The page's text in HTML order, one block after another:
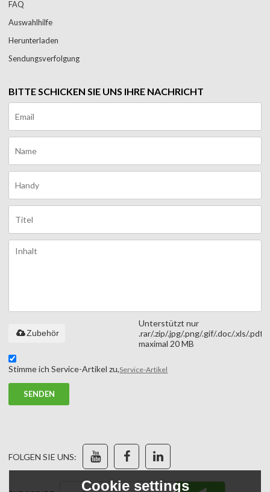
FAQ
Auswahlhilfe
Herunterladen
Sendungsverfolgung
BITTE SCHICKEN SIE UNS IHRE NACHRICHT
Unterstützt nur
.rar/.zip/.jpg/.png/.gif/.doc/.xls/.pdf,
maximal 20 MB
Zubehör
Stimme ich Service-Artikel zu,Service-Artikel
SENDEN
FOLGEN SIE UNS:
Cookie settings